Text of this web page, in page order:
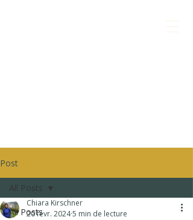
Post
All Posts
All Posts
Chiara Kirschner
20 févr. 20245 min de lecture